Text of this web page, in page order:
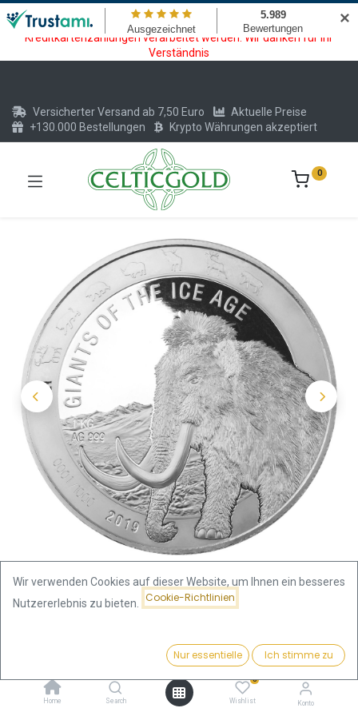
Wartungsarbeiten am Kreditkarten und Krypto Bezahlmodul. In der
Zeit vom 20.07. - 09.08.2026 können keine Krypto oder
Kreditkartenzahlungen verarbeitet werden. Wir danken für Ihr
Verständnis
2.743,50€ Kaufen
Home Search
0
Wishlist Konto
Versicherter Versand ab 7,50 Euro
Aktuelle Preise
+130.000 Bestellungen
Krypto Währungen akzeptiert
0
Giganten der Eiszeit - Wollmammut 1 Kilo Silbermünze 2019 |
Wir verwenden Cookies auf dieser Website, um Ihnen ein besseres
Nutzererlebnis zu bieten.
Cookie-Richtlinien
Nur essentielle Ich stimme zu
✕